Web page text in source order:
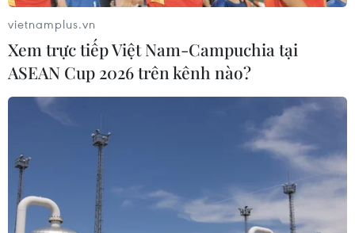
Chứng nhận Đăng ký Nhãn hiệu
08/11/2023 06:54
Việc được cấp thêm Giấy Chứng nhận Đăng ký Nhãn
hiệu “Mật ong hoa càphê Gia Lai-Coffee honey” sẽ góp
phần đa dạng hóa sản phẩm nông nghiệp của Gia Lai
cũng như nâng cao giá trị của nông sản của tỉnh.
vietnamplus.vn
Xem trực tiếp Việt Nam-Campuchia tại
ASEAN Cup 2026 trên kênh nào?